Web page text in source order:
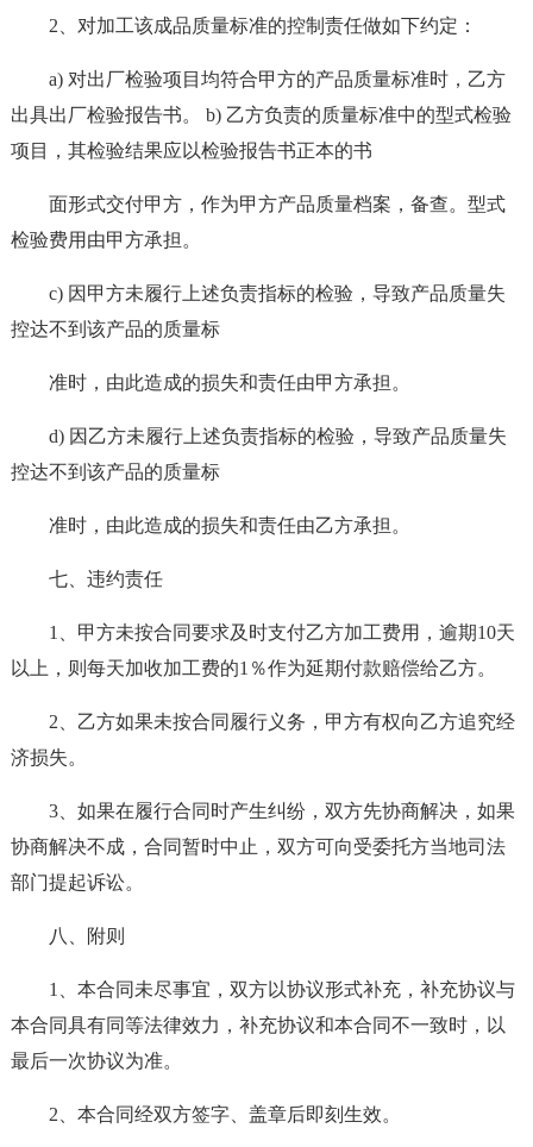
2、对加工该成品质量标准的控制责任做如下约定：
a) 对出厂检验项目均符合甲方的产品质量标准时，乙方
出具出厂检验报告书。 b) 乙方负责的质量标准中的型式检验
项目，其检验结果应以检验报告书正本的书
面形式交付甲方，作为甲方产品质量档案，备查。型式
检验费用由甲方承担。
c) 因甲方未履行上述负责指标的检验，导致产品质量失
控达不到该产品的质量标
准时，由此造成的损失和责任由甲方承担。
d) 因乙方未履行上述负责指标的检验，导致产品质量失
控达不到该产品的质量标
准时，由此造成的损失和责任由乙方承担。
七、违约责任
1、甲方未按合同要求及时支付乙方加工费用，逾期10天
以上，则每天加收加工费的1％作为延期付款赔偿给乙方。
2、乙方如果未按合同履行义务，甲方有权向乙方追究经
济损失。
3、如果在履行合同时产生纠纷，双方先协商解决，如果
协商解决不成，合同暂时中止，双方可向受委托方当地司法
部门提起诉讼。
八、附则
1、本合同未尽事宜，双方以协议形式补充，补充协议与
本合同具有同等法律效力，补充协议和本合同不一致时，以
最后一次协议为准。
2、本合同经双方签字、盖章后即刻生效。